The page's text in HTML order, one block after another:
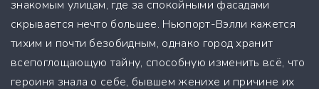
знакомым улицам, где за спокойными фасадами
скрывается нечто большее. Ньюпорт-Вэлли кажется
тихим и почти безобидным, однако город хранит
всепоглощающую тайну, способную изменить всё, что
героиня знала о себе, бывшем женихе и причине их